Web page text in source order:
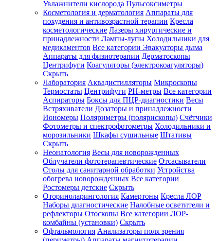
Увлажнители кислорода Пульсоксиметры
Косметология и дерматология Аппараты для
похудения и антивозрастной терапии Кресла
косметологические Лазеры хирургические и
принадлежности Лампы-лупы Холодильники для
медикаментов Все категории Эвакуаторы дыма
Аппараты для физиотерапии Дерматоскопы
Центрифуги Коагуляторы (электрокоагуляторы)
Скрыть
Лаборатория Аквадистилляторы Микроскопы
Термостаты Центрифуги PH-метры Все категории
Аспираторы Боксы для ПЦР-диагностики Весы
Встряхиватели Дозаторы и принадлежности
Иономеры Поляриметры (полярископы) Счётчики
Фотометры и спектрофотометры Холодильники и
морозильники Шкафы сушильные Штативы
Скрыть
Неонатология Весы для новорожденных
Облучатели фототерапевтические Отсасыватели
Столы для санитарной обработки Устройства
обогрева новорожденных Все категории
Ростомеры детские Скрыть
Оториноларингология Камертоны Кресла ЛОР
Наборы диагностические Налобные осветители и
рефлекторы Отоскопы Все категории ЛОР-
комбайны (установки) Скрыть
Офтальмология Анализаторы поля зрения